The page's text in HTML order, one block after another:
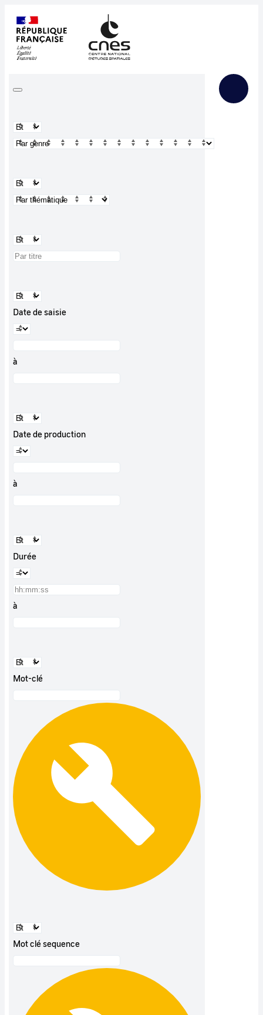
Date de saisie
à
Date de production
à
Durée
à
Mot-clé
Mot clé sequence